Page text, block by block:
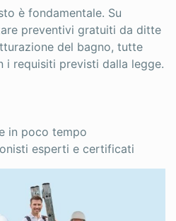
è fondamentale. Su
preventivi gratuiti da ditte
del bagno, tutte
i requisiti previsti dalla legge.
in poco tempo
esperti e certificati